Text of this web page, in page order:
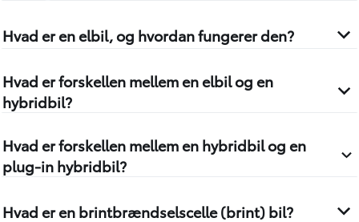
Hvad er en elbil, og hvordan fungerer den?
Hvad er forskellen mellem en elbil og en
hybridbil?
Hvad er forskellen mellem en hybridbil og en
plug-in hybridbil?
Hvad er en brintbrændselscelle (brint) bil?